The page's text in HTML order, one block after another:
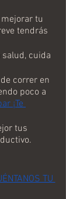
mejorar tu
tendrás
salud, cuida
correr en
poco a
¡Te
tus
TU